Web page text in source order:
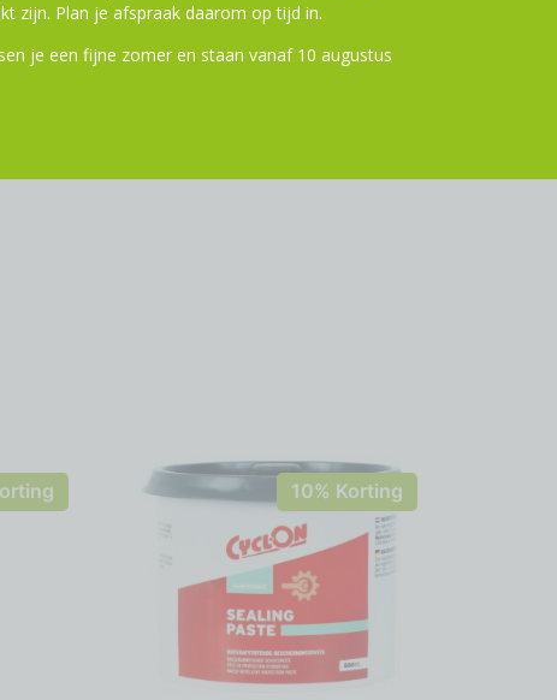
of MIK adapterplaat
10% Korting
zijn. Plan je afspraak daarom op tijd in.
je een fijne zomer en staan vanaf 10 augustus